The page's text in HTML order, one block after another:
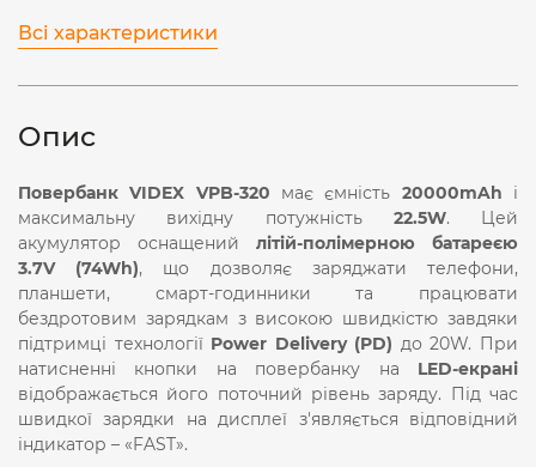
Всі характеристики
Опис
Повербанк VIDEX VPB-320 має ємність 20000mAh і
максимальну вихідну потужність 22.5W. Цей
акумулятор оснащений літій-полімерною батареєю
3.7V(74Wh), що дозволяє заряджати телефони,
планшети, смарт-годинники та працювати
бездротовим зарядкам з високою швидкістю завдяки
підтримці технології Power Delivery (PD) до 20W. При
натисненні кнопки на повербанку на LED-екрані
відображається його поточний рівень заряду. Під час
швидкої зарядки на дисплеї з'являється відповідний
індикатор – «FAST».